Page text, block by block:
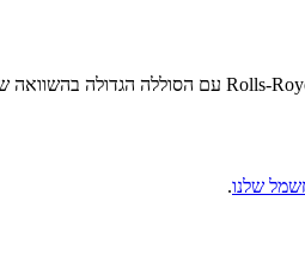
Rolls- עם הסוללה הגדולה בהשוואה
שלנו.